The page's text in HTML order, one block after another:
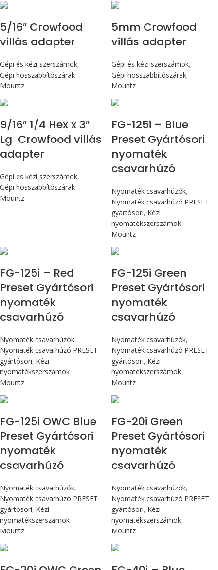
5/16″ Crowfood
villás adapter
Gépi és kézi szerszámok,
Gépi hosszabbítószárak
Mountz
5mm Crowfood
villás adapter
Gépi és kézi szerszámok,
Gépi hosszabbítószárak
Mountz
9/16″ 1/4 Hex x 3″
Lg Crowfood villás
adapter
Gépi és kézi szerszámok,
Gépi hosszabbítószárak
Mountz
FG-125i – Blue
Preset Gyártósori
nyomaték
csavarhúzó
Nyomaték csavarhúzók,
Nyomaték csavarhúzó PRESET
gyártósori, Kézi
nyomatékszerszámok
Mountz
FG-125i – Red
Preset Gyártósori
nyomaték
csavarhúzó
Nyomaték csavarhúzók,
Nyomaték csavarhúzó PRESET
gyártósori, Kézi
nyomatékszerszámok
Mountz
FG-125i Green
Preset Gyártósori
nyomaték
csavarhúzó
Nyomaték csavarhúzók,
Nyomaték csavarhúzó PRESET
gyártósori, Kézi
nyomatékszerszámok
Mountz
FG-125i OWC Blue
Preset Gyártósori
nyomaték
csavarhúzó
Nyomaték csavarhúzók,
Nyomaték csavarhúzó PRESET
gyártósori, Kézi
nyomatékszerszámok
Mountz
FG-20i Green
Preset Gyártósori
nyomaték
csavarhúzó
Nyomaték csavarhúzók,
Nyomaték csavarhúzó PRESET
gyártósori, Kézi
nyomatékszerszámok
Mountz